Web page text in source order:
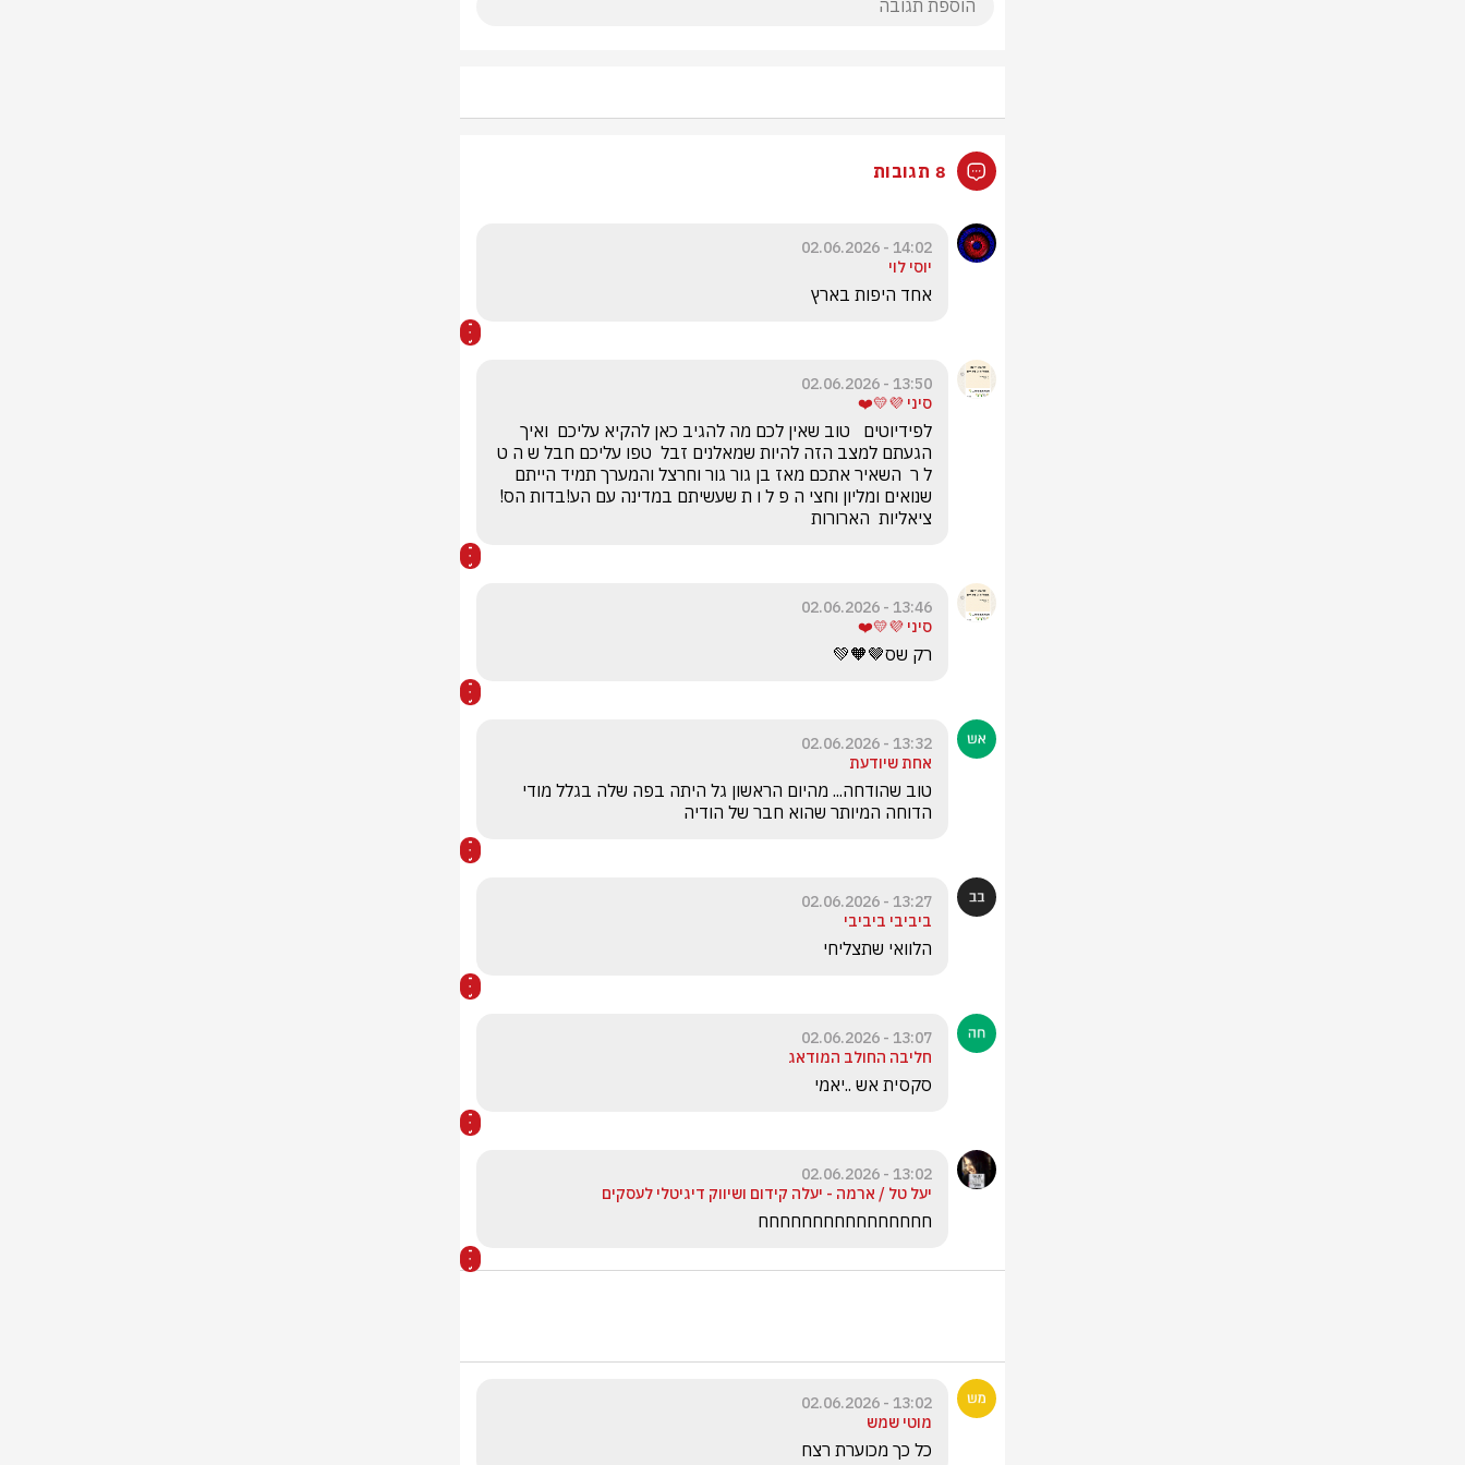
8 תגובות
14:02 - 02.06.2026
יוסי לוי
אחד היפות בארץ
13:50 - 02.06.2026
סיני 💜💛❤️
שנואים ומליון וחצי ה פ ל ו ת שעשיתם במדינה עם הע!בדות הס!
ציאליות  הארורות
13:46 - 02.06.2026
סיני 💜💛❤️
רק שס🤎🧡💚
13:32 - 02.06.2026
אחת שיודעת
הדוחה המיותר שהוא חבר של הודיה
13:27 - 02.06.2026
ביביבי ביביבי
הלוואי שתצליחי
13:07 - 02.06.2026
חליבה החולב המודאג
סקסית אש ..יאמי
13:02 - 02.06.2026
יעל טל / ארמה - יעלה קידום ושיווק דיגיטלי לעסקים
חחחחחחחחחחחחחחחח
13:02 - 02.06.2026
מוטי שמש
כל כך מכוערת רצח